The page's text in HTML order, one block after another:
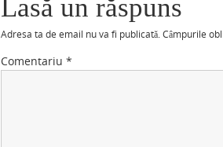
Lasă un răspuns
Adresa ta de email nu va fi publicată. Câmpurile
Comentariu *